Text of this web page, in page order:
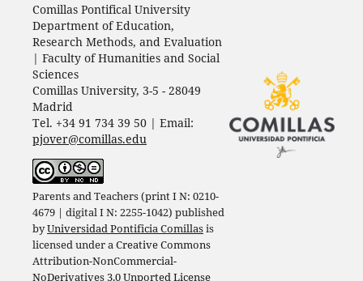
Comillas Pontifical University
Department of Education,
Research Methods, and Evaluation
| Faculty of Humanities and Social
Sciences
Comillas University, 3-5 - 28049
Madrid
Tel. +34 91 734 39 50 | Email:
pjover@comillas.edu
Parents and Teachers (print I N: 0210-
4679 | digital I N: 2255-1042) published
byUniversidad Pontificia Comillasis
licensed under aCreative Commons
Attribution-NonCommercial-
NoDerivatives 3.0 Unported License